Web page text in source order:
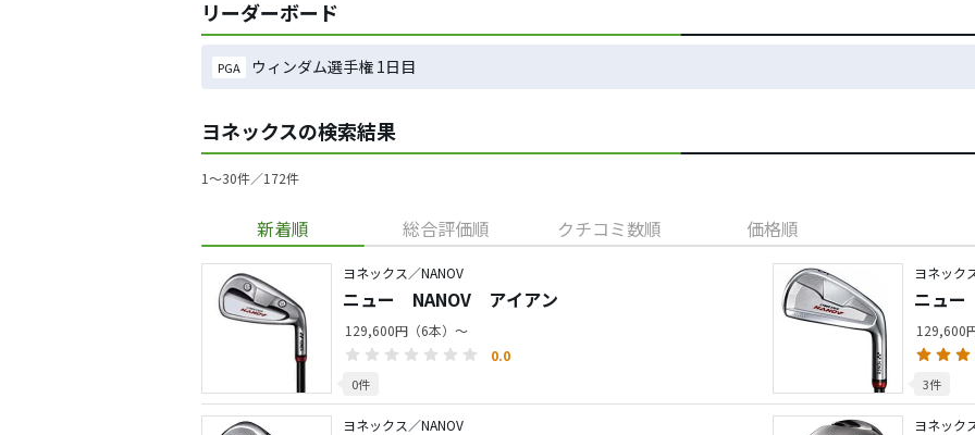
リーダーボード
PGA ウィンダム選手権 1日目
ヨネックスの検索結果
1〜30件／172件
新着順 総合評価順 クチコミ数順 価格順
ヨネックス／NANOV
ニュー NANOV アイアン
129,600円（6本）～
0.0
0件
ヨネック
ニュ
129,600
3件
ヨネックス／NANOV ヨネック